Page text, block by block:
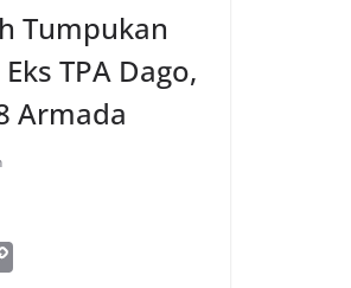
Tumpukan
TPA Dago,
Armada